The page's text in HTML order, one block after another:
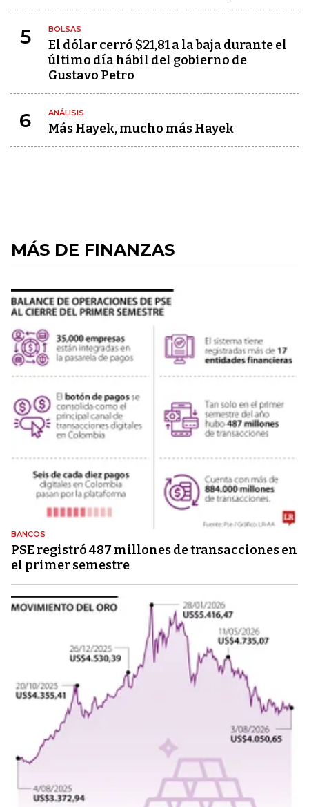
5 BOLSAS
El dólar cerró $21,81 a la baja durante el
último día hábil del gobierno de
Gustavo Petro
6 ANÁLISIS
Más Hayek, mucho más Hayek
MÁS DE FINANZAS
BANCOS
PSE registró 487 millones de transacciones en
el primer semestre